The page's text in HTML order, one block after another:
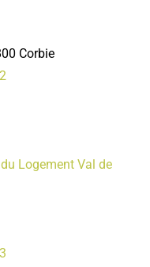
Corbie
Logement Val de